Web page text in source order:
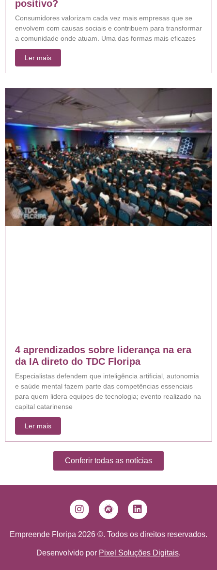
positivo?
Consumidores valorizam cada vez mais empresas que se
envolvem com causas sociais e contribuem para transformar
a comunidade onde atuam. Uma das formas mais eficazes
Ler mais
4 aprendizados sobre liderança na era
da IA direto do TDC Floripa
Especialistas defendem que inteligência artificial, autonomia
e saúde mental fazem parte das competências essenciais
para quem lidera equipes de tecnologia; evento realizado na
capital catarinense
Ler mais
Conferir todas as notícias
Empreende Floripa 2026 ©. Todos os direitos reservados.
Desenvolvido por Pixel Soluções Digitais.